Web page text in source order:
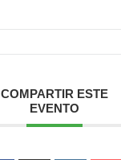
COMPARTIR ESTE
EVENTO